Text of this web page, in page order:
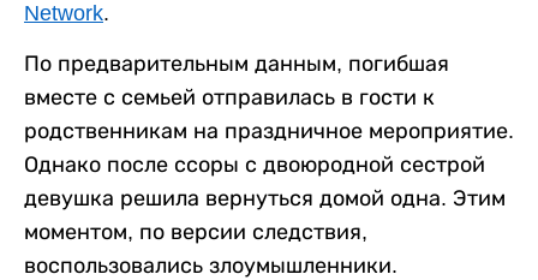
Network.
По предварительным данным, погибшая
вместе с семьей отправилась в гости к
родственникам на праздничное мероприятие.
Однако после ссоры с двоюродной сестрой
девушка решила вернуться домой одна. Этим
моментом, по версии следствия,
воспользовались злоумышленники.